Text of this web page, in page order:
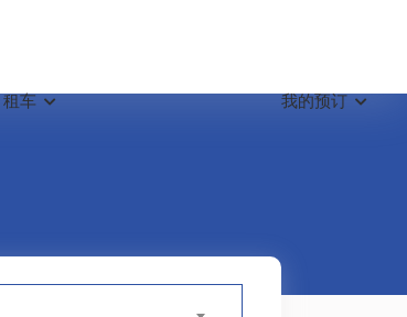
租车 我的预订